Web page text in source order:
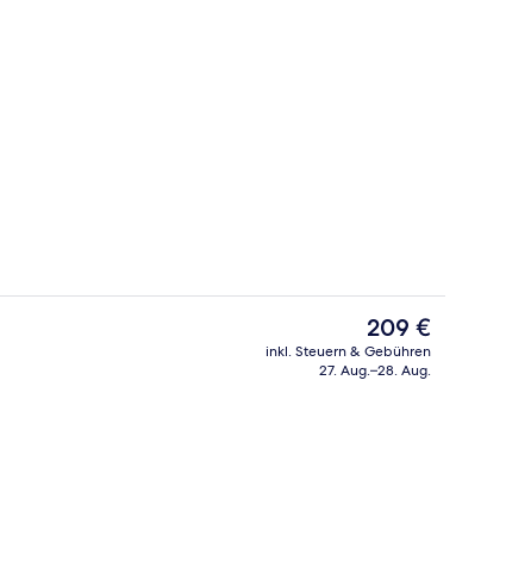
2 Außenpools, geöffnet von 09:00
Der
aktuelle
Preis
209 €
inkl. Steuern & Gebühren
27. Aug.–28. Aug.